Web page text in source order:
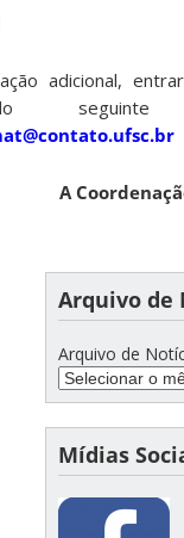
adicional,
seguinte
A
Arquivo de
Arquivo de
Mídias